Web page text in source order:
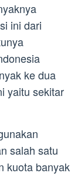
ini dari
ke dua
yaitu sekitar
salah satu
kuota banyak